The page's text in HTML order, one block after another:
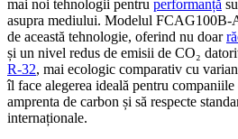
mai noi tehnologii pentru performanță
asupra mediului. Modelul
de această tehnologie, oferind nu doar
și un nivel redus de emisii de CO₂
R-32, mai ecologic comparativ cu
îl face alegerea ideală pentru companiile
amprenta de carbon și să respecte
internaționale.